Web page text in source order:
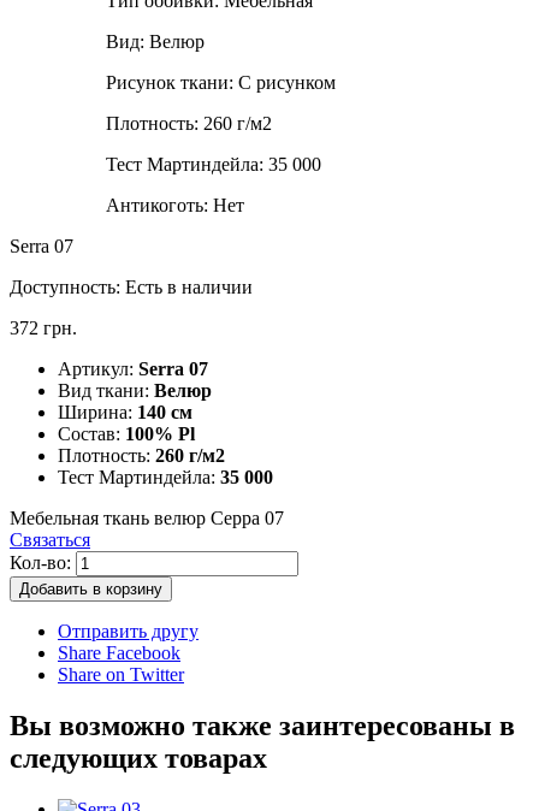
Вид: Велюр
Рисунок ткани: С рисунком
Плотность: 260 г/м2
Тест Мартиндейла: 35 000
Антикоготь: Нет
Serra 07
Доступность: Есть в наличии
372 грн.
Артикул: Serra 07
Вид ткани: Велюр
Ширина: 140 см
Состав: 100% Pl
Плотность: 260 г/м2
Тест Мартиндейла: 35 000
Мебельная ткань велюр Серра 07
Связаться
Кол-во:
Добавить в корзину
Отправить другу
Share Facebook
Share on Twitter
Вы возможно также заинтересованы в
следующих товарах